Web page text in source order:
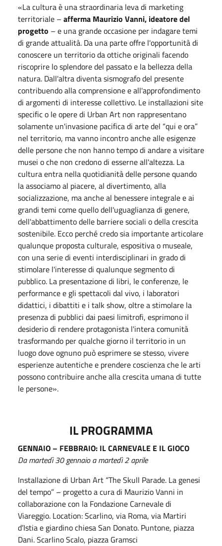
«La cultura è una straordinaria leva di marketing
territoriale – afferma Maurizio Vanni, ideatore del
progetto – e una grande occasione per indagare temi
di grande attualità. Da una parte offre l'opportunità di
conoscere un territorio da ottiche originali facendo
riscoprire lo splendore del passato e la bellezza della
natura. Dall'altra diventa sismografo del presente
contribuendo alla comprensione e all'approfondimento
di argomenti di interesse collettivo. Le installazioni site
specific o le opere di Urban Art non rappresentano
solamente un'invasione pacifica di arte del “qui e ora”
nel territorio, ma vanno incontro anche alle esigenze
delle persone che non hanno tempo di andare a visitare
musei o che non credono di esserne all'altezza. La
cultura entra nella quotidianità delle persone quando
la associamo al piacere, al divertimento, alla
socializzazione, ma anche al benessere integrale e ai
grandi temi come quello dell'uguaglianza di genere,
dell'abbattimento delle barriere sociali o della crescita
sostenibile. Ecco perché credo sia importante articolare
qualunque proposta culturale, espositiva o museale,
con una serie di eventi interdisciplinari in grado di
stimolare l'interesse di qualunque segmento di
pubblico. La presentazione di libri, le conferenze, le
performance e gli spettacoli dal vivo, i laboratori
didattici, i dibattiti e i talk show, oltre a stimolare la
presenza di pubblici dai paesi limitrofi, esprimono il
desiderio di rendere protagonista l'intera comunità
trasformando per qualche giorno il territorio in un
luogo dove ognuno può esprimere se stesso, vivere
esperienze autentiche e prendere coscienza che le arti
possono contribuire anche alla crescita umana di tutte
le persone».
IL PROGRAMMA
GENNAIO – FEBBRAIO: IL CARNEVALE E IL GIOCO
Da martedì 30 gennaio a martedì 2 aprile
Installazione di Urban Art “The Skull Parade. La genesi
del tempo” – progetto a cura di Maurizio Vanni in
collaborazione con la Fondazione Carnevale di
Viareggio. Location: Scarlino, via Roma, via Martiri
d’Istia e giardino chiesa San Donato. Puntone, piazza
Dani. Scarlino Scalo, piazza Gramsci